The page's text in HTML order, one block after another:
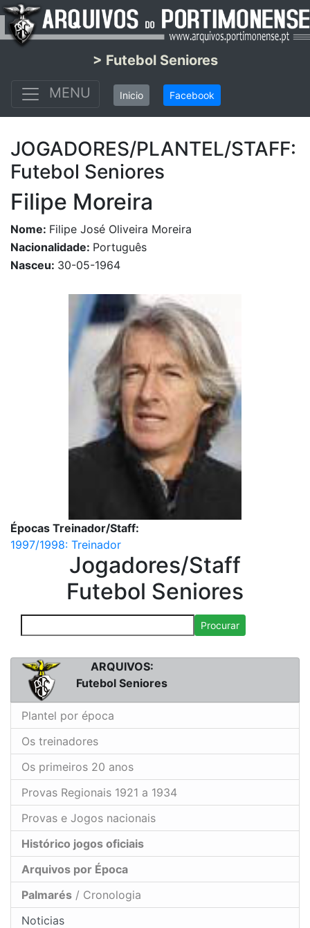
> Futebol Seniores
MENU
Inicio Facebook
JOGADORES/PLANTEL/STAFF:
Futebol Seniores
Filipe Moreira
Nome: Filipe José Oliveira Moreira
Nacionalidade: Português
Nasceu: 30-05-1964
Épocas Treinador/Staff:
1997/1998: Treinador
Jogadores/Staff
Futebol Seniores
Procurar
ARQUIVOS:
Futebol Seniores
Plantel por época
Os treinadores
Os primeiros 20 anos
Provas Regionais 1921 a 1934
Provas e Jogos nacionais
Histórico jogos oficiais
Arquivos por Época
Palmarés / Cronologia
Noticias